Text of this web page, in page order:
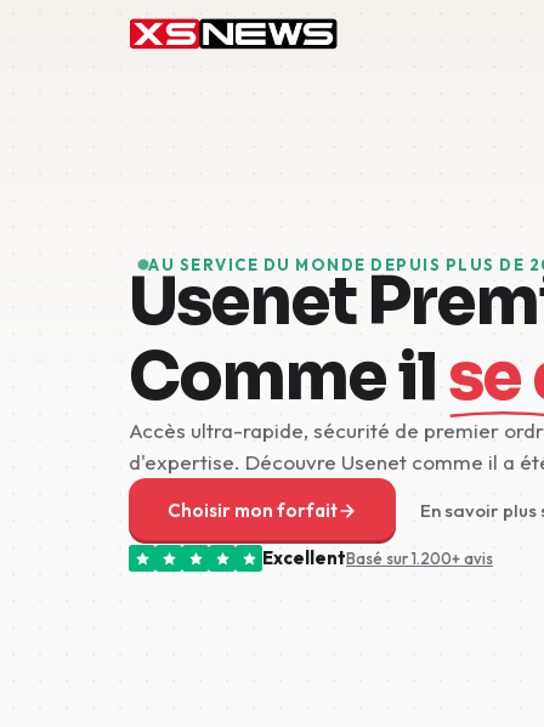
AU SERVICE DU MONDE DEPUIS PLUS DE
Usenet
Comme ilse
Accès ultra-rapide, sécurité de premier
d'expertise. Découvre Usenet comme il a
Choisir mon forfait En savoir
ExcellentBasé sur 1.200+ avis